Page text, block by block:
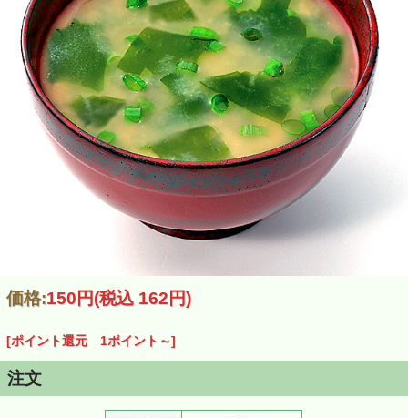
【メール便】【鳴門産】わかめのおみそ汁４食箱【フリーズ
ドライ】
【メール便】【鳴門産】わかめのおみそ汁１１食バラ【フリ
ーズドライ】
価格:150円(税込 162円)
[ポイント還元 1ポイント～]
注文